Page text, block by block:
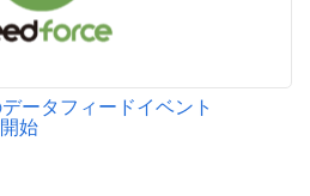
ータフィードイベント
始